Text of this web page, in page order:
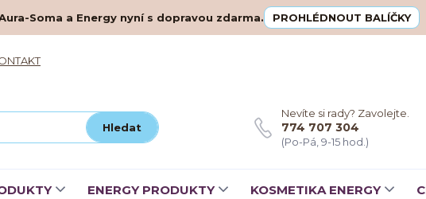
Soma a Energy nyní s dopravou zdarma. PROHLÉDNOUT BALÍČKY
Hledat
Nevíte si rady? Zavolejte.
774 707 304
(Po-Pá, 9-15 hod.)
ENERGY PRODUKTY KOSMETIKA ENERGY